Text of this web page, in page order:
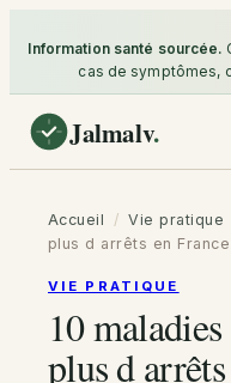
Information santé sourcée.
cas de symptômes,
Jalmalv.
Accueil / Vie pratique
plus d arrêts en France
VIE PRATIQUE
10
plus d